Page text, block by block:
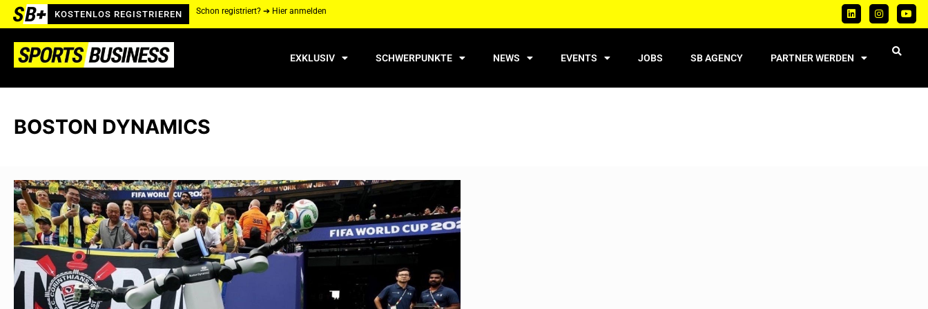
KOSTENLOS REGISTRIEREN Schon registriert? ➔ Hier anmelden
EXKLUSIV SCHWERPUNKTE NEWS EVENTS JOBS SB AGENCY PARTNER WERDEN
BOSTON DYNAMICS